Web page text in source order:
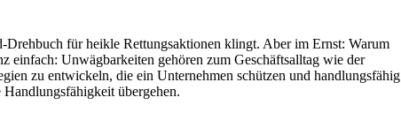
für heikle Rettungsaktionen klingt. Aber im Ernst: Warum
einfach: Unwägbarkeiten gehören zum Geschäftsalltag wie der
zu entwickeln, die ein Unternehmen schützen und handlungsfähig
Handlungsfähigkeit übergehen.